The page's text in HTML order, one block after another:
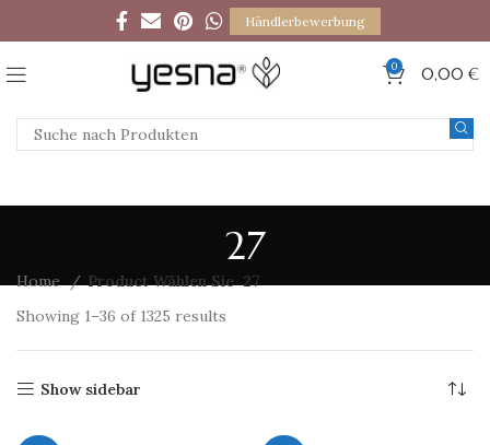
Händlerbewerbung
0 0,00 €
27
Home Product Wählen Sie 27
Showing 1–36 of 1325 results
Show sidebar